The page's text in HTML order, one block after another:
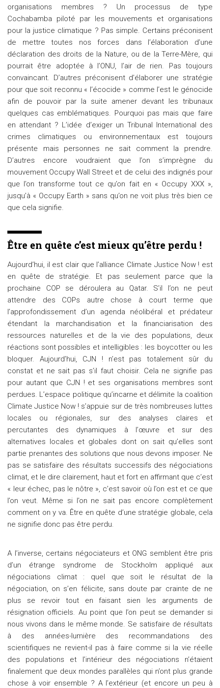
organisations membres ? Un processus de type
Cochabamba piloté par les mouvements et organisations
pour la justice climatique ? Pas simple. Certains préconisent
de mettre toutes nos forces dans l’élaboration d’une
déclaration des droits de la Nature, ou de la Terre-Mère, qui
pourrait être adoptée à l’ONU, l’air de rien. Pas toujours
convaincant. D’autres préconisent d’élaborer une stratégie
pour que soit reconnu « l’écocide » comme l’est le génocide
afin de pouvoir par la suite amener devant les tribunaux
quelques cas emblématiques. Pourquoi pas mais que faire
en attendant ? L’idée d’exiger un Tribunal International des
crimes climatiques ou environnementaux est toujours
présente mais personnes ne sait comment la prendre.
D’autres encore voudraient que l’on s’imprègne du
mouvement Occupy Wall Street et de celui des indignés pour
que l’on transforme tout ce qu’on fait en « Occupy XXX »,
jusqu’à « Occupy Earth » sans qu’on ne voit plus très bien ce
que cela signifie.
Être en quête c’est mieux qu’être perdu !
Aujourd’hui, il est clair que l’alliance Climate Justice Now ! est
en quête de stratégie. Et pas seulement parce que la
prochaine COP se déroulera au Qatar. S’il l’on ne peut
attendre des COPs autre chose à court terme que
l’approfondissement d’un agenda néolibéral et prédateur
étendant la marchandisation et la financiarisation des
ressources naturelles et de la vie des populations, deux
réactions sont possibles et intelligibles : les boycotter ou les
bloquer. Aujourd’hui, CJN ! n’est pas totalement sûr du
constat et ne sait pas s’il faut choisir. Cela ne signifie pas
pour autant que CJN ! et ses organisations membres sont
perdues. L’espace politique qu’incarne et délimite la coalition
Climate Justice Now ! s’appuie sur de très nombreuses luttes
locales ou régionales, sur des analyses claires et
percutantes des dynamiques à l’œuvre et sur des
alternatives locales et globales dont on sait qu’elles sont
partie prenantes des solutions que nous devons imposer. Ne
pas se satisfaire des résultats successifs des négociations
climat, et le dire clairement, haut et fort en affirmant que c’est
« leur échec, pas le nôtre », c’est savoir où l’on est et ce que
l’on veut. Même si l’on ne sait pas encore complètement
comment on y va. Être en quête d’une stratégie globale, cela
ne signifie donc pas être perdu.
A l’inverse, certains négociateurs et ONG semblent être pris
d’un étrange syndrome de Stockholm appliqué aux
négociations climat : quel que soit le résultat de la
négociation, on s’en félicite, sans doute par crainte de ne
plus se revoir tout en faisant sien les arguments de
résignation officiels. Au point que l’on peut se demander si
nous vivons dans le même monde. Se satisfaire de résultats
à des années-lumière des recommandations des
scientifiques ne revient-il pas à faire comme si la vie réelle
des populations et l’intérieur des négociations n’étaient
finalement que deux mondes parallèles qui n’ont plus grande
chose à voir ensemble ? A l’extérieur (et encore un peu à